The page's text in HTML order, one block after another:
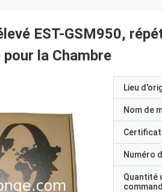
EST-GSM950,
la Chambre
Lieu
Nom de
Numéro
Quantité